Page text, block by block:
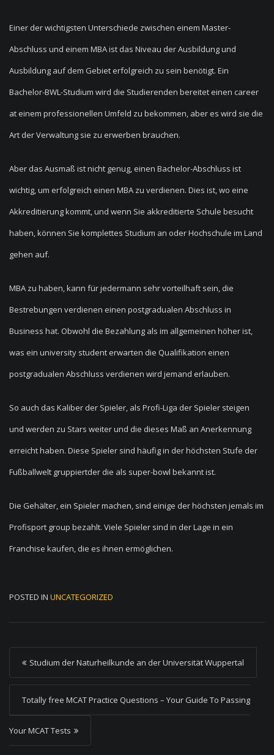
Einer der wichtigsten Unterschiede zwischen einem Master-
Abschluss und einem MBA ist das Niveau der Ausbildung und
Ausbildung auf dem Gebiet erfolgreich zu sein benötigt. Ein
Bachelor-BWL-Studium wird die Studierenden bereitet einen career
at einem professionellen Umfeld zu bekommen, aber es wird sie die
Art der Verwaltung sie zu erwerben brauchen.
Aber das Ausmaß ist nicht genug, einen Bachelor-Abschluss ist
wichtig, um erfolgreich einen MBA zu verdienen. Dies ist, wo eine
Akkreditierung kommt, und wenn Sie akkreditierte Schule besucht
haben, können Sie komplettes Studium an oder Hochschule im Land
gehen auf.
MBA zu haben, kann für jedermann sehr vorteilhaft sein, die
Bestrebungen verdienen einen postgradualen Abschluss in
Business hat. Obwohl die Bezahlung als im allgemeinen höher ist,
was ein university student erwarten die Qualifikation einen
postgradualen Abschluss verdienen wird jemand erlauben.
So auch das Kaliber der Spieler, als Profi-Liga der Spieler steigen
und werden zu Stars weiter und die dieses Maß an Anerkennung
erreicht haben. Diese Spieler sind häufig in der höchsten Stufe der
Fußballwelt gruppiertder die als super-bowl bekannt ist.
Die Gehälter, ein Spieler machen, sind einige der höchsten jemals im
Profisport group bezahlt. Viele Spieler sind in der Lage in ein
Franchise kaufen, die es ihnen ermöglichen.
POSTED IN UNCATEGORIZED
P
o
t
n
Studium der Naturheilkunde an der Universität Wuppertal
Totally free MCAT Practice Questions – Your Guide To Passing
Your MCAT Tests